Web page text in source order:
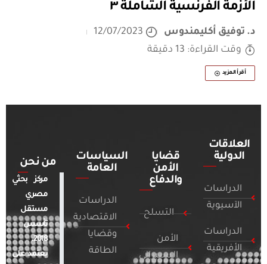
الأزمة الفرنسية الشاملة ٣
د. توفيق أكليمندوس
12/07/2023
وقت القراءة: 13 دقيقة
أقرأ المزيد
العلاقات
الدولية
الدراسات
الآسيوية
الدراسات
الأفريقية
قضايا
الأمن
والدفاع
التسلح
الأمن
السيبراني
السياسات
العامة
الدراسات
الاقتصادية
وقضايا
الطاقة
من نحن
مركز بحثي
مصري
مستقل
تأسس
2018.
يعتمد على